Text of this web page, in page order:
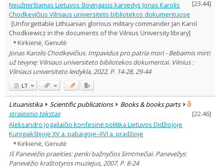
Journal articles 4
Subject area:
History 21
Arts 1
Theology 1
Text language
Country of publication
Historical periods
Subject
Journal
[23.44]
Neužmirštamas Lietuvos šlovingasis karvedys Jonas Karolis
Chodkevičius Vilniaus universiteto bibliotekos dokumentuose
[Unforgettable Lithuanian glorious military commander Jan Karol
Chodkiewicz in the documents of the Vilnius University library]
Kirkienė, Genutė
Jonas Karolis Chodkevičius. Impavidus pro patria mori - Bebaimis mirti
už tėvynę: Vilniaus universiteto bibliotekos dokumentai. Vilnius :
Vilniaus universiteto leidykla, 2022, P. 14-28, 29-44
LT
Lituanistika Scientific publications
Books & books parts
straipsnio tekstas
[22.46]
Aleksandro Jogailaičio konfesinė politika Lietuvos Didžiojoje
Kunigaikštijoje XV a. pabaigoje–XVI a. pradžioje
Kirkienė, Genutė
Iš Panevėžio praeities: penki bažnyčios šimtmečiai. Panevėžys:
Panevėžio kraštotyros muziejus, 2007, P. 8-24